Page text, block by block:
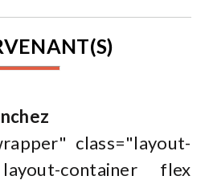
class="layout-
container flex